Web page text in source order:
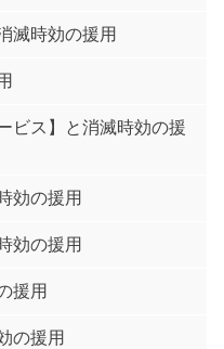
滅時効の援用
ビス】と消滅時効の援
効の援用
効の援用
援用
の援用